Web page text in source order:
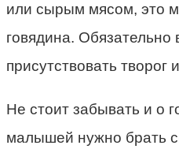
или сырым мясом, это
говядина.
присутствовать творог
Не стоит забывать и о
малышей нужно брать